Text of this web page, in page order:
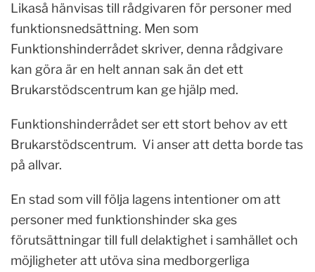
Likaså hänvisas till rådgivaren för personer med
funktionsnedsättning. Men som
Funktionshinderrådet skriver, denna rådgivare
kan göra är en helt annan sak än det ett
Brukarstödscentrum kan ge hjälp med.
Funktionshinderrådet ser ett stort behov av ett
Brukarstödscentrum. Vi anser att detta borde tas
på allvar.
En stad som vill följa lagens intentioner om att
personer med funktionshinder ska ges
förutsättningar till full delaktighet i samhället och
möjligheter att utöva sina medborgerliga